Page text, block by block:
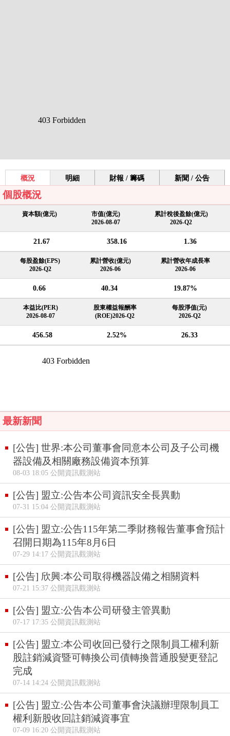
概況 明細 財報 / 籌碼 新聞 / 公告
個股概況
資本額(億元)
市值(億元)
2026-08-07
累計稅後盈餘(億元)
2026-Q2
21.67 358.16 1.36
每股盈餘(EPS)
2026-Q2
累計營收(億元)
2026-06
累計營收年成長率
2026-06
0.66 40.34 19.87%
本益比(PER)
2026-08-07
股東權益報酬率
(ROE)2026-Q2
每股淨值(元)
2026-Q2
456.58 2.52% 26.33
最新新聞
[公告] 世界:本公司董事會同意本公司及子公司機
器設備及相關廠務設備資本預算
08-03 18:05 公開資訊觀測站
[公告] 盟立:公告本公司資訊安全長異動
07-31 15:04 公開資訊觀測站
[公告] 盟立:公告115年第二季財務報告董事會預計
召開日期為115年8月6日
07-29 14:17 公開資訊觀測站
[公告] 欣興:本公司取得機器設備之相關資料
07-21 15:37 公開資訊觀測站
[公告] 盟立:公告本公司研發主管異動
07-17 17:35 公開資訊觀測站
[公告] 盟立:本公司收回已發行之限制員工權利新
股註銷減資暨可轉換公司債轉換普通股變更登記
完成
07-14 14:24 公開資訊觀測站
[公告] 盟立:公告本公司董事會決議辦理限制員工
權利新股收回註銷減資事宜
07-09 16:20 公開資訊觀測站